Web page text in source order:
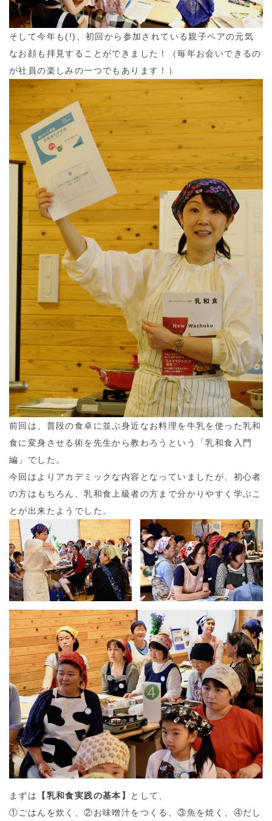
そして今年も(!)、初回から参加されている親子ペアの元気
なお顔も拝見することができました！（毎年お会いできるの
が社員の楽しみの一つでもあります！）
前回は、普段の食卓に並ぶ身近なお料理を牛乳を使った乳和
食に変身させる術を先生から教わろうという「乳和食入門
編」でした。
今回はよりアカデミックな内容となっていましたが、初心者
の方はもちろん、乳和食上級者の方まで分かりやすく学ぶこ
とが出来たようでした。
まずは 【乳和食実践の基本】
として、
①ごはんを炊く、②お味噌汁をつくる、③魚を焼く、④だし